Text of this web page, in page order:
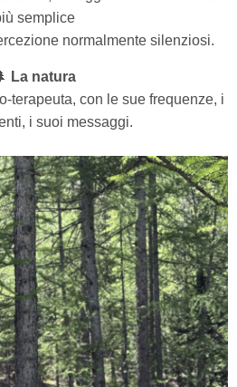
semplice
normalmente silenziosi.
La natura
terapeuta, con le sue frequenze, i
i suoi messaggi.